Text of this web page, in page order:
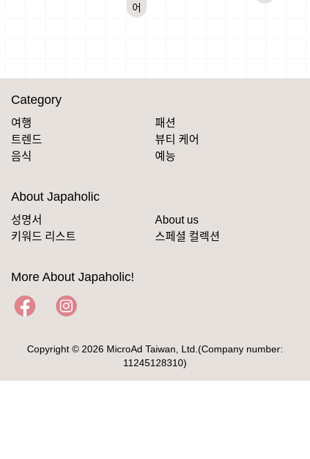
어
Category
여행
패션
트렌드
뷰티 케어
음식
예능
About Japaholic
성명서
About us
키워드 리스트
스페셜 컬렉션
More About Japaholic!
Copyright © 2026 MicroAd Taiwan, Ltd.(Company number:
11245128310)